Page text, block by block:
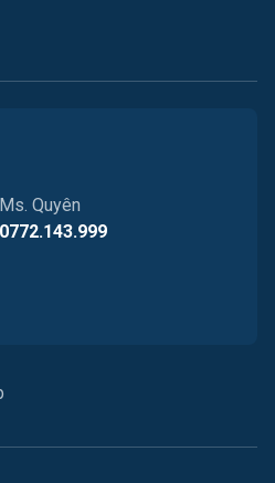
Ms. Quyên
0772.143.999